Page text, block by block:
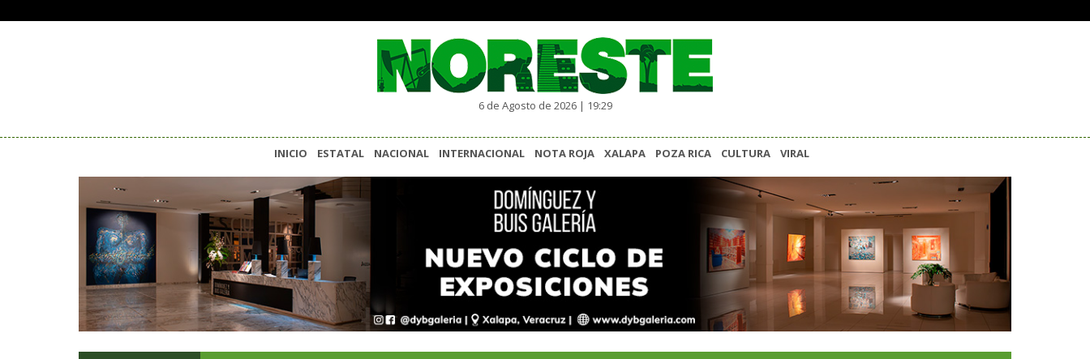
6 de Agosto de 2026 | 19:29
INICIO ESTATAL NACIONAL INTERNACIONAL NOTA ROJA XALAPA POZA RICA CULTURA VIRAL